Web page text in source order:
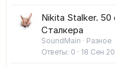
Nikita Stalker. 50
Сталкера
SoundMain
Разное
Ответы 0 18 Сен